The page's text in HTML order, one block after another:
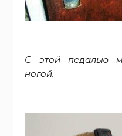
С этой педалью
ногой.